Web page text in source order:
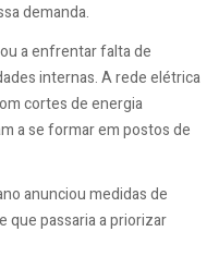
demanda.
a enfrentar falta de
internas. A rede elétrica
cortes de energia
a se formar em postos de
anunciou medidas de
que passaria a priorizar